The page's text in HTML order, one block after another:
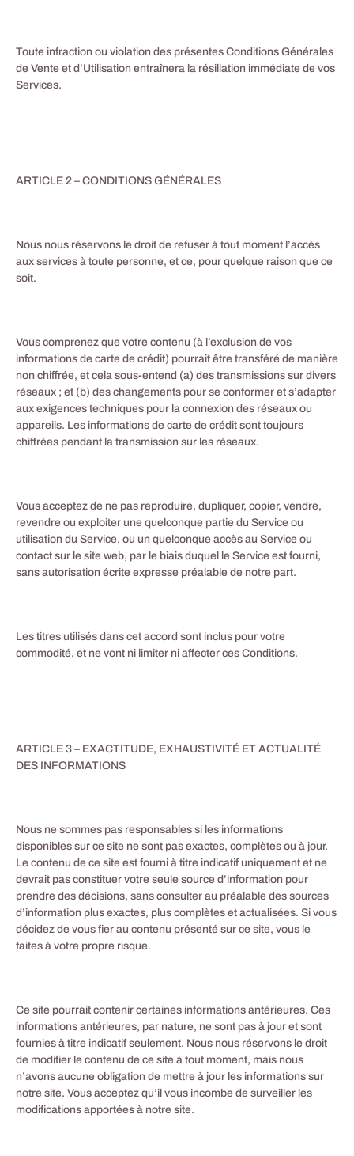
Toute infraction ou violation des présentes Conditions Générales
de Vente et d’Utilisation entraînera la résiliation immédiate de vos
Services.
ARTICLE 2 – CONDITIONS GÉNÉRALES
Nous nous réservons le droit de refuser à tout moment l’accès
aux services à toute personne, et ce, pour quelque raison que ce
soit.
Vous comprenez que votre contenu (à l’exclusion de vos
informations de carte de crédit) pourrait être transféré de manière
non chiffrée, et cela sous-entend (a) des transmissions sur divers
réseaux ; et (b) des changements pour se conformer et s’adapter
aux exigences techniques pour la connexion des réseaux ou
appareils. Les informations de carte de crédit sont toujours
chiffrées pendant la transmission sur les réseaux.
Vous acceptez de ne pas reproduire, dupliquer, copier, vendre,
revendre ou exploiter une quelconque partie du Service ou
utilisation du Service, ou un quelconque accès au Service ou
contact sur le site web, par le biais duquel le Service est fourni,
sans autorisation écrite expresse préalable de notre part.
Les titres utilisés dans cet accord sont inclus pour votre
commodité, et ne vont ni limiter ni affecter ces Conditions.
ARTICLE 3 – EXACTITUDE, EXHAUSTIVITÉ ET ACTUALITÉ
DES INFORMATIONS
Nous ne sommes pas responsables si les informations
disponibles sur ce site ne sont pas exactes, complètes ou à jour.
Le contenu de ce site est fourni à titre indicatif uniquement et ne
devrait pas constituer votre seule source d’information pour
prendre des décisions, sans consulter au préalable des sources
d’information plus exactes, plus complètes et actualisées. Si vous
décidez de vous fier au contenu présenté sur ce site, vous le
faites à votre propre risque.
Ce site pourrait contenir certaines informations antérieures. Ces
informations antérieures, par nature, ne sont pas à jour et sont
fournies à titre indicatif seulement. Nous nous réservons le droit
de modifier le contenu de ce site à tout moment, mais nous
n’avons aucune obligation de mettre à jour les informations sur
notre site. Vous acceptez qu’il vous incombe de surveiller les
modifications apportées à notre site.